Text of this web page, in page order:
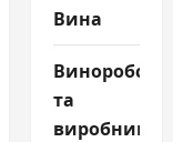
Вина
та